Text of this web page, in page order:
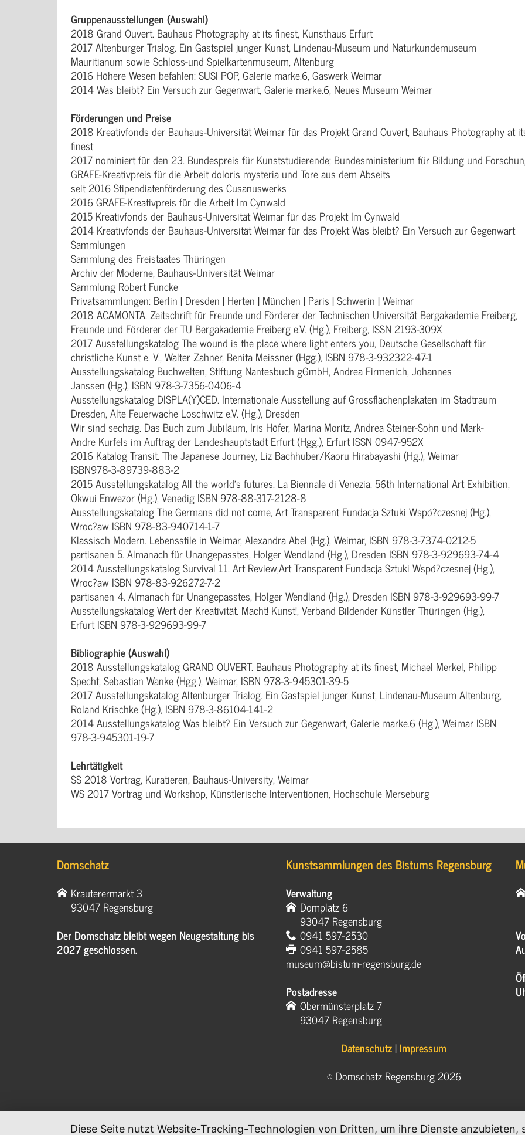
Gruppenausstellungen (Auswahl)
2018 Grand Ouvert. Bauhaus Photography at its finest, Kunsthaus Erfurt
2017 Altenburger Trialog. Ein Gastspiel junger Kunst, Lindenau-Museum und Naturkundemuseum
Mauritianum sowie Schloss-und Spielkartenmuseum, Altenburg
2016 Höhere Wesen befahlen: SUSI POP, Galerie marke.6, Gaswerk Weimar
2014 Was bleibt? Ein Versuch zur Gegenwart, Galerie marke.6, Neues Museum Weimar
Förderungen und Preise
2018 Kreativfonds der Bauhaus-Universität Weimar für das Projekt Grand Ouvert, Bauhaus Photography at
finest
2017 nominiert für den 23. Bundespreis für Kunststudierende; Bundesministerium für Bildung und
GRAFE-Kreativpreis für die Arbeit doloris mysteria und Tore aus dem Abseits
seit 2016 Stipendiatenförderung des Cusanuswerks
2016 GRAFE-Kreativpreis für die Arbeit Im Cynwald
2015 Kreativfonds der Bauhaus-Universität Weimar für das Projekt Im Cynwald
2014 Kreativfonds der Bauhaus-Universität Weimar für das Projekt Was bleibt? Ein Versuch zur Gegenwart
Sammlungen
Sammlung des Freistaates Thüringen
Archiv der Moderne, Bauhaus-Universität Weimar
Sammlung Robert Funcke
Privatsammlungen: Berlin | Dresden | Herten | München | Paris | Schwerin | Weimar
2018 ACAMONTA. Zeitschrift für Freunde und Förderer der Technischen Universität Bergakademie Freiberg,
Freunde und Förderer der TU Bergakademie Freiberg e.V. (Hg.), Freiberg, ISSN 2193-309X
2017 Ausstellungskatalog The wound is the place where light enters you, Deutsche Gesellschaft für
christliche Kunst e. V., Walter Zahner, Benita Meissner (Hgg.), ISBN 978-3-932322-47-1
Ausstellungskatalog Buchwelten, Stiftung Nantesbuch gGmbH, Andrea Firmenich, Johannes
Janssen (Hg.), ISBN 978-3-7356-0406-4
Ausstellungskatalog DISPLA(Y)CED. Internationale Ausstellung auf Grossflächenplakaten im Stadtraum
Dresden, Alte Feuerwache Loschwitz e.V. (Hg.), Dresden
Wir sind sechzig. Das Buch zum Jubiläum, Iris Höfer, Marina Moritz, Andrea Steiner-Sohn und Mark-
Andre Kurfels im Auftrag der Landeshauptstadt Erfurt (Hgg.), Erfurt ISSN 0947-952X
2016 Katalog Transit. The Japanese Journey, Liz Bachhuber/Kaoru Hirabayashi (Hg.), Weimar
ISBN978-3-89739-883-2
2015 Ausstellungskatalog All the world’s futures. La Biennale di Venezia. 56th International Art Exhibition,
Okwui Enwezor (Hg.), Venedig ISBN 978-88-317-2128-8
Ausstellungskatalog The Germans did not come, Art Transparent Fundacja Sztuki Wspó?czesnej (Hg.),
Wroc?aw ISBN 978-83-940714-1-7
Klassisch Modern. Lebensstile in Weimar, Alexandra Abel (Hg.), Weimar, ISBN 978-3-7374-0212-5
partisanen 5. Almanach für Unangepasstes, Holger Wendland (Hg.), Dresden ISBN 978-3-929693-74-4
2014 Ausstellungskatalog Survival 11. Art Review,Art Transparent Fundacja Sztuki Wspó?czesnej (Hg.),
Wroc?aw ISBN 978-83-926272-7-2
partisanen 4. Almanach für Unangepasstes, Holger Wendland (Hg.), Dresden ISBN 978-3-929693-99-7
Ausstellungskatalog Wert der Kreativität. Macht! Kunst!, Verband Bildender Künstler Thüringen (Hg.),
Erfurt ISBN 978-3-929693-99-7
Bibliographie (Auswahl)
2018 Ausstellungskatalog GRAND OUVERT. Bauhaus Photography at its finest, Michael Merkel, Philipp
Specht, Sebastian Wanke (Hgg.), Weimar, ISBN 978-3-945301-39-5
2017 Ausstellungskatalog Altenburger Trialog. Ein Gastspiel junger Kunst, Lindenau-Museum Altenburg,
Roland Krischke (Hg.), ISBN 978-3-86104-141-2
2014 Ausstellungskatalog Was bleibt? Ein Versuch zur Gegenwart, Galerie marke.6 (Hg.), Weimar ISBN
978-3-945301-19-7
Lehrtätigkeit
SS 2018 Vortrag, Kuratieren, Bauhaus-University, Weimar
WS 2017 Vortrag und Workshop, Künstlerische Interventionen, Hochschule Merseburg
Domschatz
Krauterermarkt 3
93047 Regensburg
Der Domschatz bleibt wegen Neugestaltung bis
2027 geschlossen.
Kunstsammlungen des Bistums Regensburg
Verwaltung
Domplatz 6
93047 Regensburg
0941 597-2530
0941 597-2585
museum@bistum-regensburg.de
Postadresse
Obermünsterplatz 7
93047 Regensburg
Datenschutz|Impressum
© Domschatz Regensburg 2026
Diese Seite nutzt Website-Tracking-Technologien von Dritten, um ihre Dienste